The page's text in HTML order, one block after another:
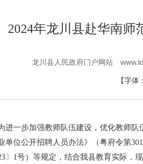
2024年龙川县赴华南
龙川县人民政府门户网站
【字体
一步加强教师队伍建设，优化教师队
单位公开招聘人员办法》（粤府令第
〕1号）等规定，结合我县教育实际